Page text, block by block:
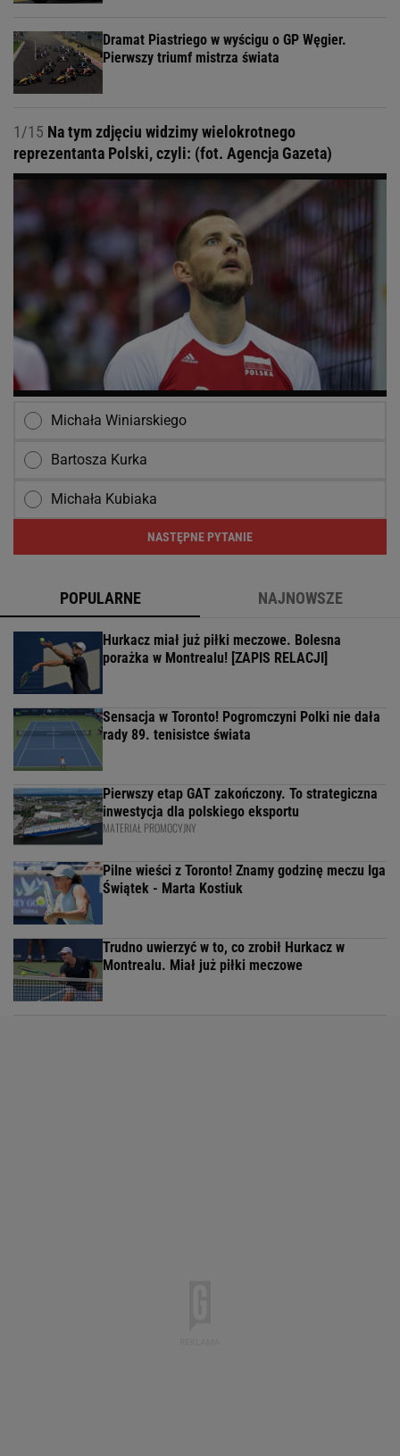
Dramat Piastriego w wyścigu o GP Węgier.
Pierwszy triumf mistrza świata
1/15 Na tym zdjęciu widzimy wielokrotnego
reprezentanta Polski, czyli: (fot. Agencja Gazeta)
Michała Winiarskiego
Bartosza Kurka
Michała Kubiaka
NASTĘPNE PYTANIE
POPULARNE NAJNOWSZE
Hurkacz miał już piłki meczowe. Bolesna
porażka w Montrealu! [ZAPIS RELACJI]
Sensacja w Toronto! Pogromczyni Polki nie dała
rady 89. tenisistce świata
Pierwszy etap GAT zakończony. To strategiczna
inwestycja dla polskiego eksportu
MATERIAŁ PROMOCYJNY
Pilne wieści z Toronto! Znamy godzinę meczu Iga
Świątek - Marta Kostiuk
Trudno uwierzyć w to, co zrobił Hurkacz w
Montrealu. Miał już piłki meczowe